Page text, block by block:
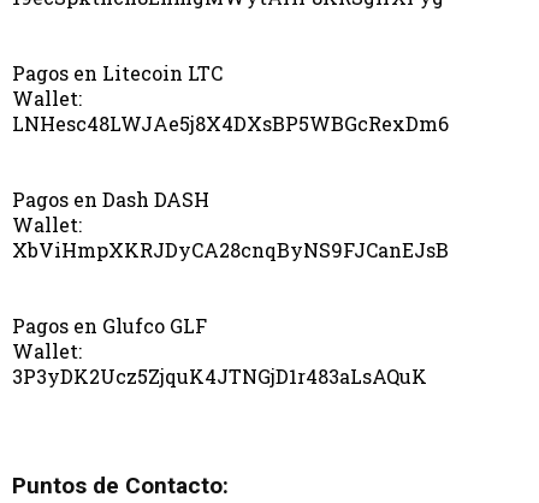
Pagos en Litecoin LTC
Wallet:
LNHesc48LWJAe5j8X4DXsBP5WBGcRexDm6
Pagos en Dash DASH
Wallet:
XbViHmpXKRJDyCA28cnqByNS9FJCanEJsB
Pagos en Glufco GLF
Wallet:
3P3yDK2Ucz5ZjquK4JTNGjD1r483aLsAQuK
Puntos de Contacto: